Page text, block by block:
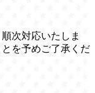
次対応いたしま
を予めご了承くだ